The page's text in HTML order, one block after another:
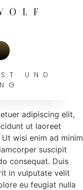
UND
AND
adipiscing elit,
ut laoreet
wisi enim ad minim
suscipit
consequat. Duis
in vulputate velit
eu feugiat nulla